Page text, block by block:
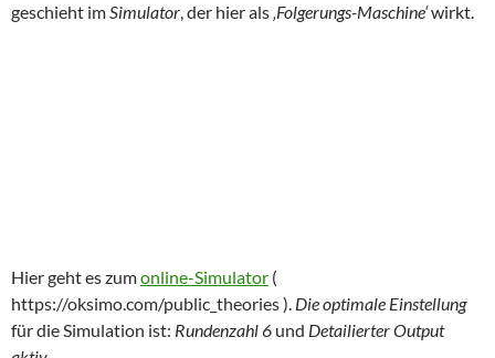
geschieht imSimulator, der hier als‚Folgerungs-Maschine‘wirkt.
Hier geht es zumonline-Simulator (
https://oksimo.com/public_theories ). Die optimale Einstellung
für die Simulation ist: Rundenzahl 6 und Detailierter Output